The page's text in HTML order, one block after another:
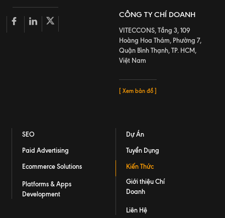
CÔNG TY CHÍ DOANH
VITECCONS, Tầng 3, 109
Hoàng Hoa Thám, Phường 7,
Quận Bình Thạnh, TP. HCM,
Việt Nam
[ Xem bản đồ ]
SEO
Paid Advertising
Ecommerce Solutions
Platforms & Apps
Development
Dự Án
Tuyển Dụng
Kiến Thức
Giới thiệu Chí
Doanh
Liên Hệ